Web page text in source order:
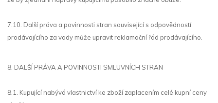
7.10. Další práva a povinnosti stran související s odpovědností
prodávajícího za vady může upravit reklamační řád prodávajícího.
8. DALŠÍ PRÁVA A POVINNOSTI SMLUVNÍCH STRAN
8.1. Kupující nabývá vlastnictví ke zboží zaplacením celé kupní ceny